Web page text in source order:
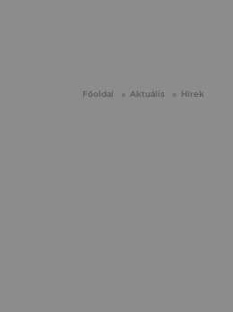
Főoldal Aktuális Hírek